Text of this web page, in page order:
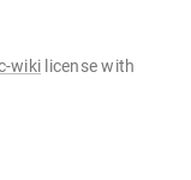
wiki license with